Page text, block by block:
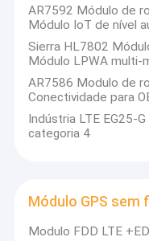
AR7592 Módulo de
Módulo IoT de nível
Sierra HL7802
Módulo LPWA multi-
AR7586 Modulo de
Conectividade para
Indústria LTE EG25-
categoria 4
Módulo GPS sem
Modulo FDD LTE